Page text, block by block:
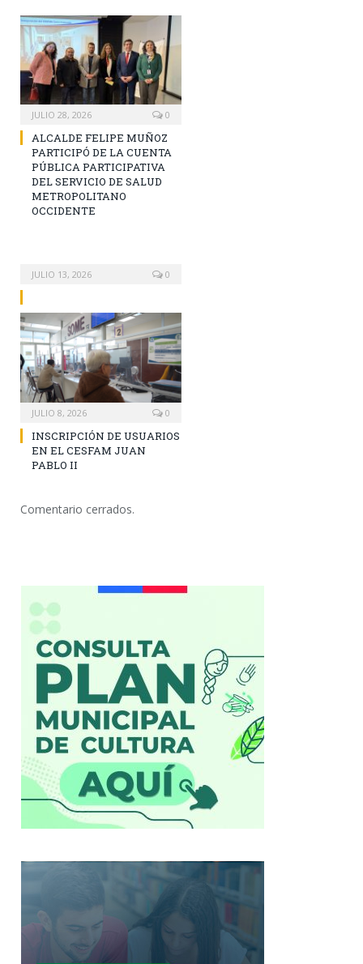
JULIO 28, 2026 0
ALCALDE FELIPE MUÑOZ
PARTICIPÓ DE LA CUENTA
PÚBLICA PARTICIPATIVA
DEL SERVICIO DE SALUD
METROPOLITANO
OCCIDENTE
JULIO 13, 2026 0
JULIO 8, 2026 0
INSCRIPCIÓN DE USUARIOS
EN EL CESFAM JUAN
PABLO II
Comentario cerrados.